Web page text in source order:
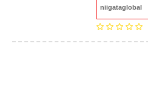
niigataglobal